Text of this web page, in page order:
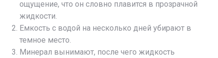
ощущение, что он словно плавится в прозрачной
жидкости.
Емкость с водой на несколько дней убирают в
темное место.
Минерал вынимают, после чего жидкость